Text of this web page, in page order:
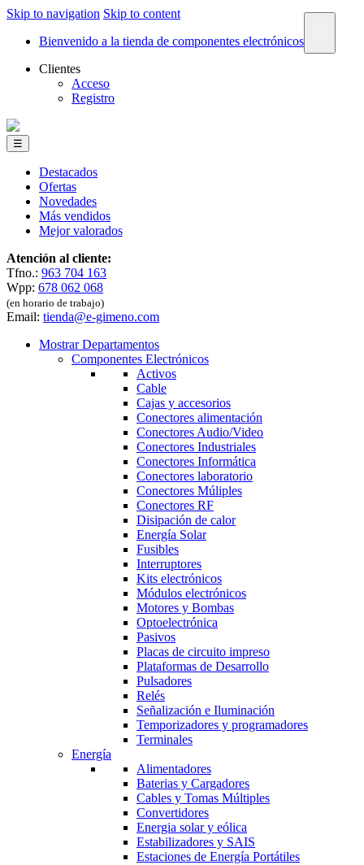
Skip to navigation Skip to content
Bienvenido a la tienda de componentes electrónicos
Clientes
Acceso
Registro
☰
Destacados
Ofertas
Novedades
Más vendidos
Mejor valorados
Atención al cliente:
Tfno.: 963 704 163
Wpp: 678 062 068
(en horario de trabajo)
Email: tienda@e-gimeno.com
Mostrar Departamentos
Componentes Electrónicos
Activos
Cable
Cajas y accesorios
Conectores alimentación
Conectores Audio/Video
Conectores Industriales
Conectores Informática
Conectores laboratorio
Conectores Múliples
Conectores RF
Disipación de calor
Energía Solar
Fusibles
Interruptores
Kits electrónicos
Módulos electrónicos
Motores y Bombas
Optoelectrónica
Pasivos
Placas de circuito impreso
Plataformas de Desarrollo
Pulsadores
Relés
Señalización e Iluminación
Temporizadores y programadores
Terminales
Energía
Alimentadores
Baterias y Cargadores
Cables y Tomas Múltiples
Convertidores
Energia solar y eólica
Estabilizadores y SAIS
Estaciones de Energía Portátiles